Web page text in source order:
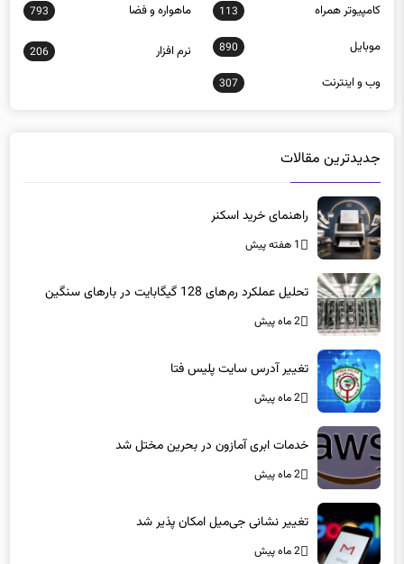
كامپيوتر همراه 113 ماهواره و فضا 793
موبايل 890 نرم افزار 206
وب و اينترنت 307
جدیدترین مقالات
راهنمای خرید اسکنر
1 هفته پیش
تحلیل عملکرد رم‌های 128 گیگابایت در بارهای سنگین
2 ماه پیش
تغییر آدرس سایت پلیس فتا
2 ماه پیش
خدمات ابری آمازون در بحرین مختل شد
2 ماه پیش
تغییر نشانی جی‌میل امکان پذیر شد
2 ماه پیش